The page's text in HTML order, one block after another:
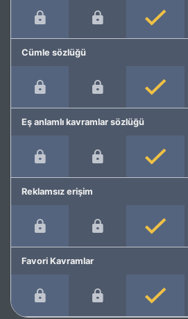
Cümle sözlüğü
Eş anlamlı kavramlar sözlüğü
Reklamsız erişim
Favori Kavramlar